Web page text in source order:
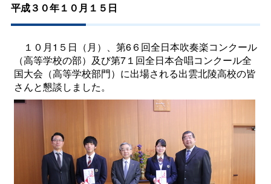
平成３０年１０月１５日
１０月1５日（月）、第6６回全日本吹奏楽コンクール
（高等学校の部）及び第7１回全日本合唱コンクール全
国大会（高等学校部門）に出場される出雲北陵高校の皆
さんと懇談しました。